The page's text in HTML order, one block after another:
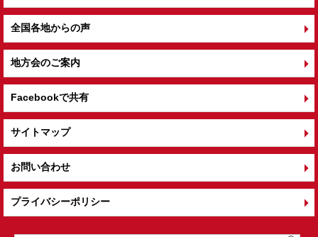
全国各地からの声
地方会のご案内
Facebookで共有
サイトマップ
お問い合わせ
プライバシーポリシー